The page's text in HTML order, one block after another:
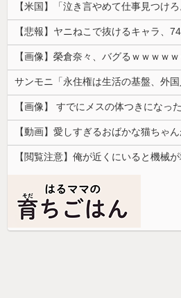
【画像】 すでにメスの体つきになっ
【閲覧注意】俺が近くにいると機械